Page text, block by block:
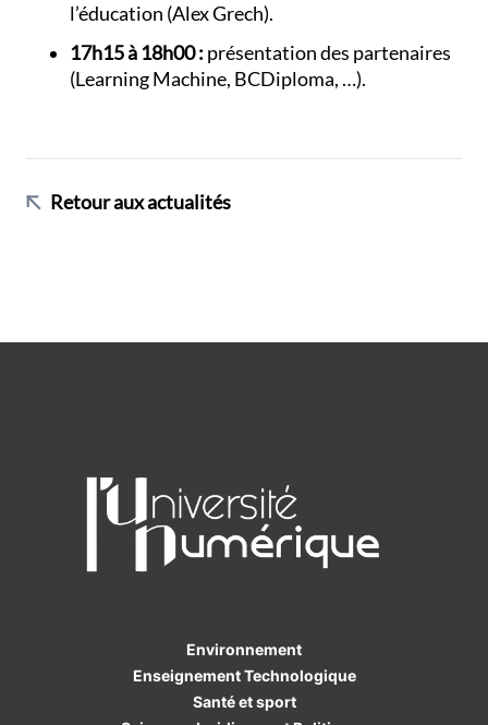
l’éducation (Alex Grech).
17h15 à 18h00 : présentation des partenaires
(Learning Machine, BCDiploma, …).
Retour aux actualités
Environnement
Enseignement Technologique
Santé et sport